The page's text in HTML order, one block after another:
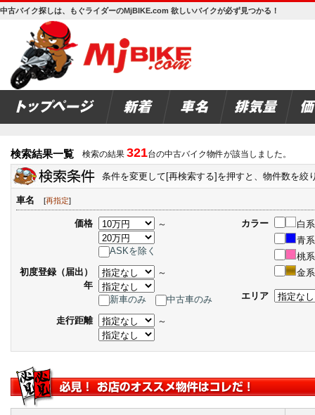
中古バイク探しは、もぐライダーのMjBIKE.com 欲しいバイクが必ず見つかる！
検索結果一覧 検索の結果 321台の中古バイク物件が該当しました。
条件を変更して[再検索する]を押すと、物件数を絞
車名 [再指定]
価格 ～
ASKを除く
初度登録（届出）
年
～
新車のみ
中古車のみ
走行距離
～
カラー
白系
青系
桃系
金系
エリア